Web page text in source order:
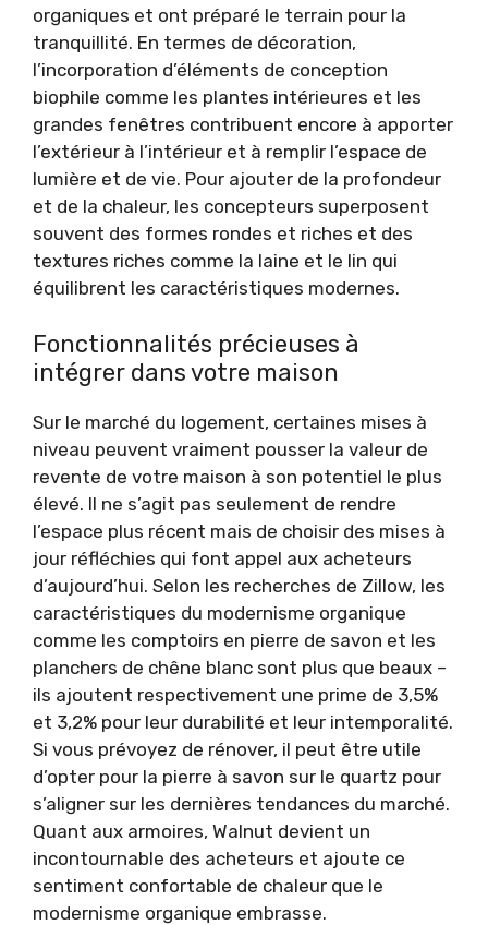
organiques et ont préparé le terrain pour la
tranquillité. En termes de décoration,
l’incorporation d’éléments de conception
biophile comme les plantes intérieures et les
grandes fenêtres contribuent encore à apporter
l’extérieur à l’intérieur et à remplir l’espace de
lumière et de vie. Pour ajouter de la profondeur
et de la chaleur, les concepteurs superposent
souvent des formes rondes et riches et des
textures riches comme la laine et le lin qui
équilibrent les caractéristiques modernes.
Fonctionnalités précieuses à
intégrer dans votre maison
Sur le marché du logement, certaines mises à
niveau peuvent vraiment pousser la valeur de
revente de votre maison à son potentiel le plus
élevé. Il ne s’agit pas seulement de rendre
l’espace plus récent mais de choisir des mises à
jour réfléchies qui font appel aux acheteurs
d’aujourd’hui. Selon les recherches de Zillow, les
caractéristiques du modernisme organique
comme les comptoirs en pierre de savon et les
planchers de chêne blanc sont plus que beaux –
ils ajoutent respectivement une prime de 3,5%
et 3,2% pour leur durabilité et leur intemporalité.
Si vous prévoyez de rénover, il peut être utile
d’opter pour la pierre à savon sur le quartz pour
s’aligner sur les dernières tendances du marché.
Quant aux armoires, Walnut devient un
incontournable des acheteurs et ajoute ce
sentiment confortable de chaleur que le
modernisme organique embrasse.